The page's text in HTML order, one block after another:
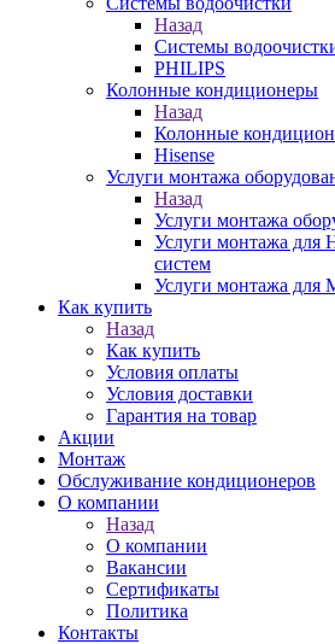
Назад
Системы
PHILIPS
Колонные кондиционеры
Назад
Колонные
Hisense
Услуги монтажа
Назад
Услуги монтажа
Услуги монтажа для
систем
Услуги монтажа для
Как купить
Назад
Как купить
Условия оплаты
Условия доставки
Гарантия на товар
Акции
Монтаж
Обслуживание кондиционеров
О компании
Назад
О компании
Вакансии
Сертификаты
Политика
Контакты